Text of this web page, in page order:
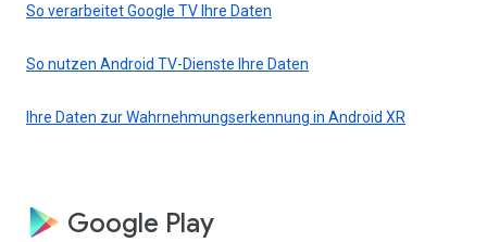
So verarbeitet Google TV Ihre Daten
So nutzen Android TV-Dienste Ihre Daten
Ihre Daten zur Wahrnehmungserkennung in Android XR
Google Play